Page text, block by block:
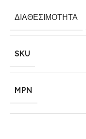
ΔΙΑΘΕΣΙΜΌΤΗΤΑ
SKU
MPN